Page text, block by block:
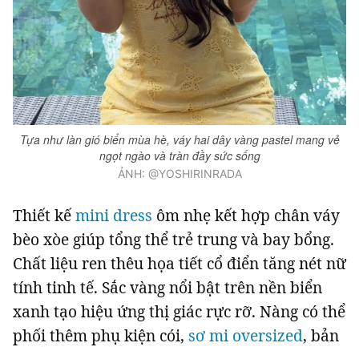
Tựa như làn gió biển mùa hè, váy hai dây vàng pastel mang vẻ
ngọt ngào và tràn đầy sức sống
ẢNH: @YOSHIRINRADA
Thiết kếmini dress ôm nhẹ kết hợp chân váy
bèo xòe giúp tổng thể trẻ trung và bay bổng.
Chất liệu ren thêu họa tiết cổ điển tăng nét nữ
tính tinh tế. Sắc vàng nổi bật trên nền biển
xanh tạo hiệu ứng thị giác rực rỡ. Nàng có thể
phối thêm phụ kiện cói, sơ mi oversized, bản